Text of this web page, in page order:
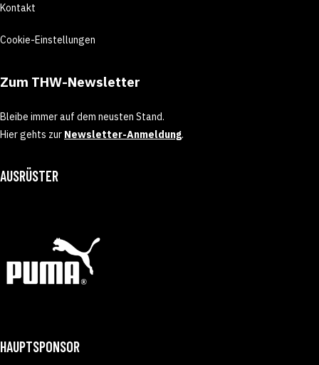
Kontakt
Cookie-Einstellungen
Zum THW-Newsletter
Bleibe immer auf dem neusten Stand.
Hier gehts zur Newsletter-Anmeldung.
AUSRÜSTER
HAUPTSPONSOR